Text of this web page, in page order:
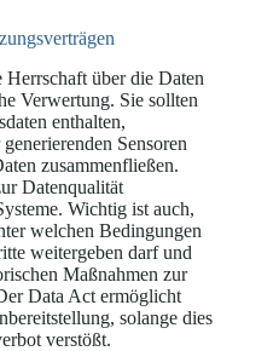
Herrschaft über die Daten
Verwertung. Sie sollten
enthalten,
Sensoren
zusammenfließen.
Datenqualität
Wichtig ist auch,
welchen Bedingungen
weitergeben darf und
Maßnahmen zur
Data Act ermöglicht
solange dies
verstößt.